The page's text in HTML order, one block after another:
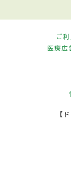
ご
医療広
【